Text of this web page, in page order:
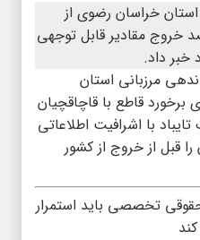
خراسان رضوی از
که قصد خروج مقادیر قابل توجهی
خبر داد.
مرزبانی استان
قاطع با قاچاقچیان
با اشرافیت اطلاعاتی
افغان را قبل از خروج از کشور
تخصصی باید استمرار